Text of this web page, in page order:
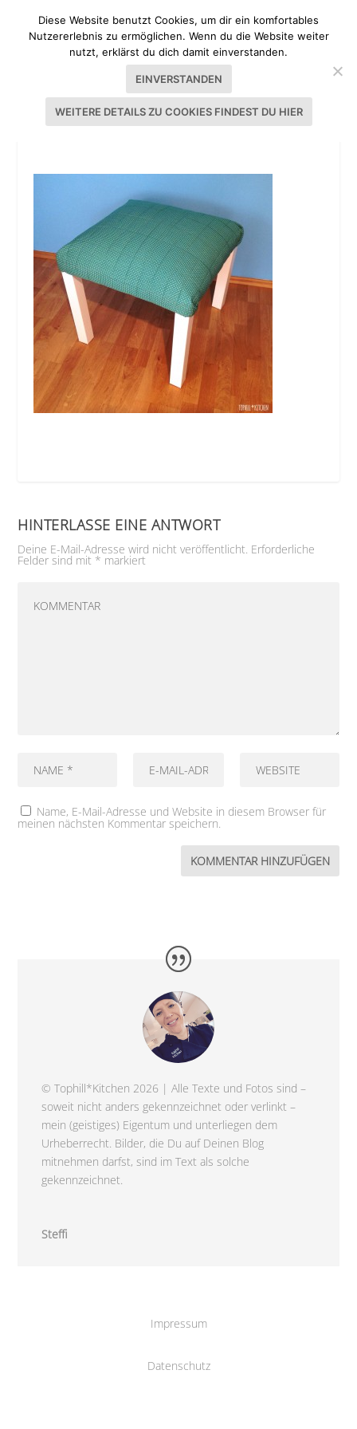
SCHWEDEN-HACK HOCKER
HINTERLASSE EINE ANTWORT
Deine E-Mail-Adresse wird nicht veröffentlicht. Erforderliche
Felder sind mit * markiert
Name, E-Mail-Adresse und Website in diesem Browser für
meinen nächsten Kommentar speichern.
© Tophill*Kitchen 2026 | Alle Texte und Fotos sind –
soweit nicht anders gekennzeichnet oder verlinkt –
mein (geistiges) Eigentum und unterliegen dem
Urheberrecht. Bilder, die Du auf Deinen Blog
mitnehmen darfst, sind im Text als solche
gekennzeichnet.
Steffi
Impressum
Datenschutz
Diese Website benutzt Cookies, um dir ein komfortables
Nutzererlebnis zu ermöglichen. Wenn du die Website weiter
nutzt, erklärst du dich damit einverstanden.
EINVERSTANDEN
WEITERE DETAILS ZU COOKIES FINDEST DU HIER